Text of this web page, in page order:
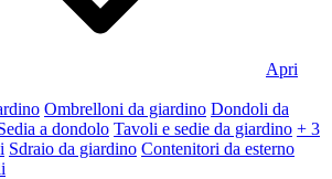
Apri
Ombrelloni da giardino Dondoli da
a dondolo Tavoli e sedie da giardino + 3
Sdraio da giardino Contenitori da esterno